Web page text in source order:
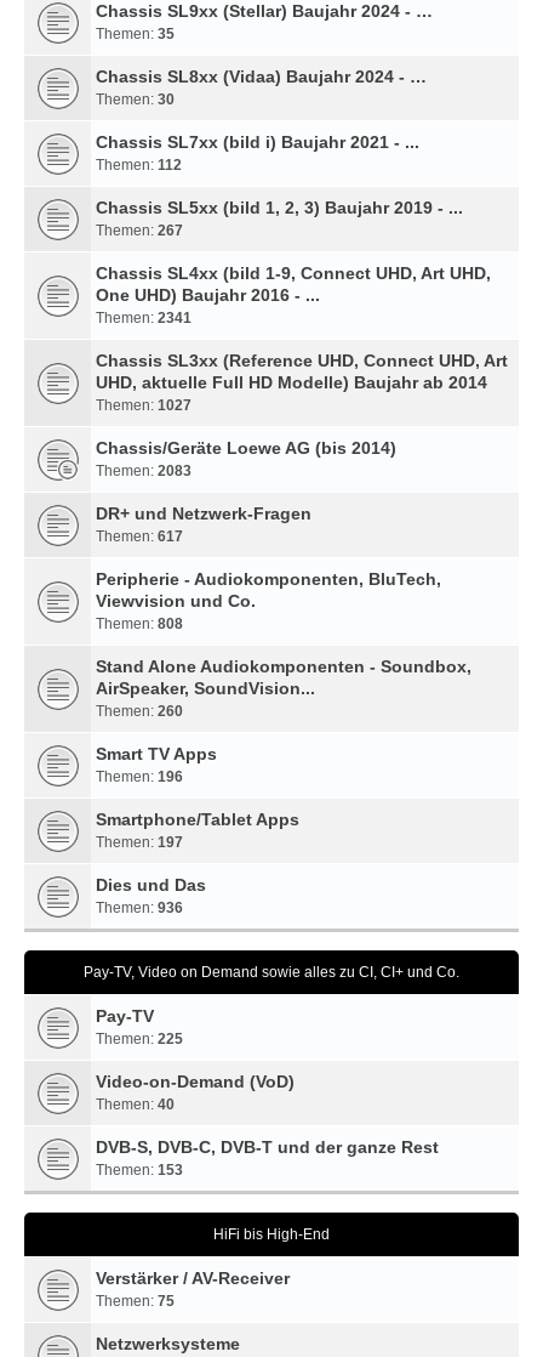
Chassis SL9xx (Stellar) Baujahr 2024 - …
Themen: 35
Chassis SL8xx (Vidaa) Baujahr 2024 - …
Themen: 30
Chassis SL7xx (bild i) Baujahr 2021 - ...
Themen: 112
Chassis SL5xx (bild 1, 2, 3) Baujahr 2019 - ...
Themen: 267
Chassis SL4xx (bild 1-9, Connect UHD, Art UHD,
One UHD) Baujahr 2016 - ...
Themen: 2341
Chassis SL3xx (Reference UHD, Connect UHD, Art
UHD, aktuelle Full HD Modelle) Baujahr ab 2014
Themen: 1027
Chassis/Geräte Loewe AG (bis 2014)
Themen: 2083
DR+ und Netzwerk-Fragen
Themen: 617
Peripherie - Audiokomponenten, BluTech,
Viewvision und Co.
Themen: 808
Stand Alone Audiokomponenten - Soundbox,
AirSpeaker, SoundVision...
Themen: 260
Smart TV Apps
Themen: 196
Smartphone/Tablet Apps
Themen: 197
Dies und Das
Themen: 936
Pay-TV, Video on Demand sowie alles zu CI, CI+ und Co.
Pay-TV
Themen: 225
Video-on-Demand (VoD)
Themen: 40
DVB-S, DVB-C, DVB-T und der ganze Rest
Themen: 153
HiFi bis High-End
Verstärker / AV-Receiver
Themen: 75
Netzwerksysteme